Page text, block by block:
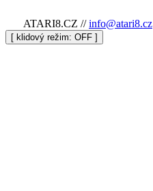
ATARI8.CZ // info@atari8.cz
[ klidový režim: ]